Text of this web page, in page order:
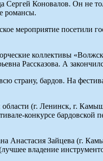
Коновалов. Он не
романсы.
мероприятие посетили
коллективы
Рассказова. А
страну, бардов. На
области (г. Ленинск, г.
конкурсе
Анастасия Зайцева (г.
владение